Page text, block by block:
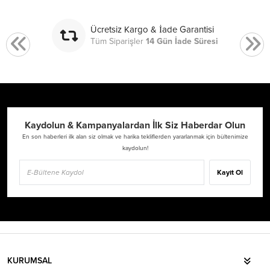
Ücretsiz Kargo & İade Garantisi
Tüm Siparişler14 Gün İade Süresi
Kaydolun & Kampanyalardan İlk Siz Haberdar Olun
En son haberleri ilk alan siz olmak ve harika tekliflerden yararlanmak için bültenimize
kaydolun!
Kayıt Ol
KURUMSAL